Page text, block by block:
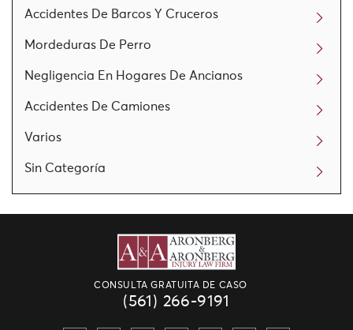
Accidentes De Barcos Y Cruceros
Mordeduras De Perro
Negligencia En Hogares De Ancianos
Accidentes De Camiones
Varios
Sin Categoría
CONSULTA GRATUITA DE CASO
(561) 266-9191